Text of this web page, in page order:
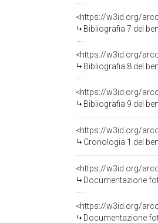
<https://w3id.org/
Bibliografia 7 del
<https://w3id.org/
Bibliografia 8 del
<https://w3id.org/
Bibliografia 9 del
<https://w3id.org/
Cronologia 1 del
Documentazione
Documentazione